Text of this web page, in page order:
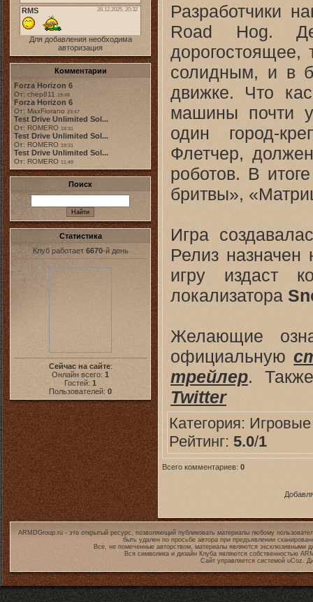
Для добавления необходима
авторизация
Комментарии
Forza Horizon 6
От: chep811 19:48
Forza Horizon 6
От: MaxFiorano 23:47
Test Drive Unlimited Sol...
От: ROMERO 18:31
Test Drive Unlimited Sol...
От: ROMERO 19:31
Test Drive Unlimited Sol...
От: ROMERO 11:49
Поиск
Статистика
Клуб работает 6670-й день
Сейчас на сайте:
Онлайн всего: 1
Гостей: 1
Пользователей: 0
Разработчики
Road Hog.
дорогостоящее,
солидным, и в
движке. Что
машины почти
один город-
Флетчер,
роботов. В
бритвы»,
Игра
Релиз назначен
игру издаст
локализатора
Желающие
официальную
трейлер.
Twitter
Категория:
Рейтинг: 5.0/1
Всего комментариев: 0
ARMDGroup.ru - это открытый ресурс, позволяющий публиковать материалы любому
быть удален по просьбе автора при предъявлении
Все, не помеченные авторством, материалы являются эксклюзивными
Вся символика и дизайн Клуба являются собственностью
Сайт управляется системой uCoz.